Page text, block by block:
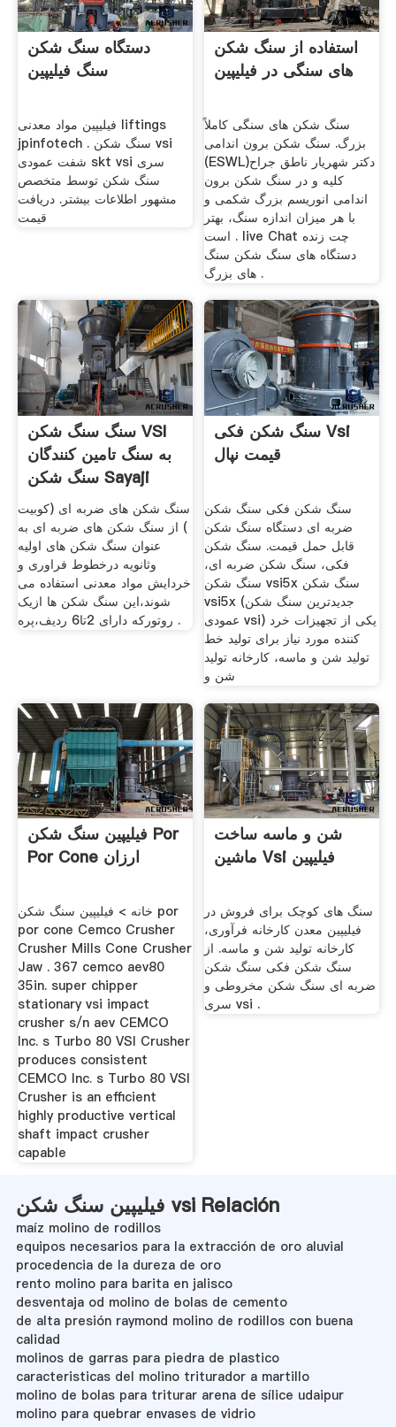
دستگاه سنگ شکن
سنگ فیلیپین
فیلیپین مواد معدنی liftings
jpinfotech . سنگ شکن vsi
شفت عمودی skt vsi سری
سنگ شکن توسط متخصص
مشهور اطلاعات بیشتر. دریافت
قیمت
استفاده از سنگ شکن
های سنگی در فیلیپین
سنگ شکن های سنگی کاملاً
بزرگ. سنگ شکن برون اندامی
(ESWL)دکتر شهریار ناطق جراح
کلیه و در سنگ شکن برون
اندامی انوریسم بزرگ شکمی و
با هر میزان اندازه سنگ، بهتر
است . live Chat چت زنده
دستگاه های سنگ شکن سنگ
های بزرگ .
سنگ سنگ شکن VSI
به سنگ تامین کنندگان
سنگ شکن Sayaji
سنگ شکن های ضربه ای (کوبیت
) از سنگ شکن های ضربه ای به
عنوان سنگ شکن های اولیه
وثانویه درخطوط فراوری و
خردایش مواد معدنی استفاده می
شوند،این سنگ شکن ها ازیک
روتورکه دارای 2تا6 ردیف،پره .
سنگ شکن فکی Vsi
قیمت نپال
سنگ شکن فکی سنگ شکن
ضربه ای دستگاه سنگ شکن
قابل حمل قیمت. سنگ شکن
فکی، سنگ شکن ضربه ای،
سنگ شکن vsi5x سنگ شکن
vsi5x (جدیدترین سنگ شکن
عمودی vsi) یکی از تجهیزات خرد
کننده مورد نیاز برای تولید خط
تولید شن و ماسه، کارخانه تولید
شن و
فیلیپین سنگ شکن Por
Por Cone ارزان
خانه > فیلیپین سنگ شکن por
por cone Cemco Crusher
Crusher Mills Cone Crusher
Jaw . 367 cemco aev80
35in. super chipper
stationary vsi impact
crusher s/n aev CEMCO
Inc. s Turbo 80 VSI Crusher
produces consistent
CEMCO Inc. s Turbo 80 VSI
Crusher is an efficient
highly productive vertical
shaft impact crusher
capable
شن و ماسه ساخت
ماشین Vsi فیلیپین
سنگ های کوچک برای فروش در
فیلیپین معدن کارخانه فرآوری،
کارخانه تولید شن و ماسه. از
سنگ شکن فکی سنگ شکن
ضربه ای سنگ شکن مخروطی و
سری vsi .
فیلیپین سنگ شکن vsi Relación
maíz molino de rodillos
equipos necesarios para la extracción de oro aluvial
procedencia de la dureza de oro
rento molino para barita en jalisco
desventaja od molino de bolas de cemento
de alta presión raymond molino de rodillos con buena
calidad
molinos de garras para piedra de plastico
caracteristicas del molino triturador a martillo
molino de bolas para triturar arena de sílice udaipur
molino para quebrar envases de vidrio